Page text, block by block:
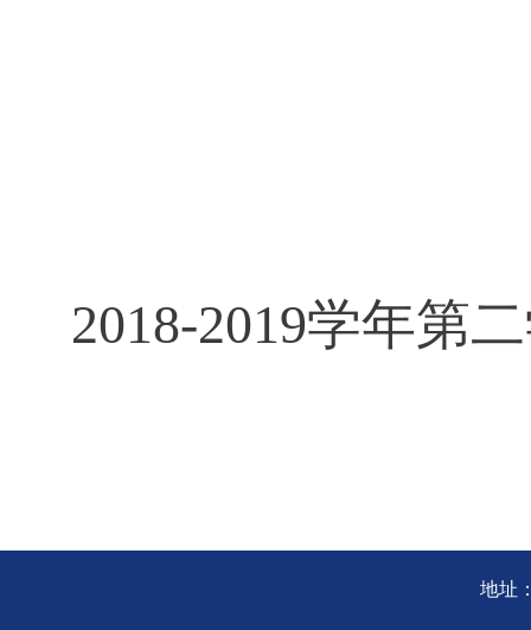
2018-2019学年第
地址